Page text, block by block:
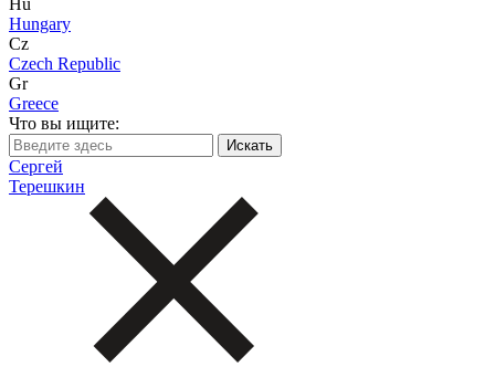
Hu
Hungary
Cz
Czech Republic
Gr
Greece
Что вы ищите:
Сергей
Терешкин